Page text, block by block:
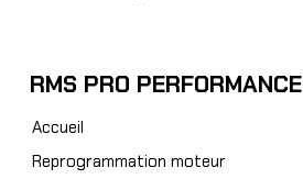
RMS PRO PERFORMANCE
Accueil
Reprogrammation moteur